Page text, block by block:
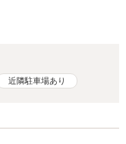
近隣駐車場あり